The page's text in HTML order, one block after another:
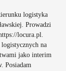
logistyka
Prowadzi
locura.pl.
na
jako interim
Posiadam